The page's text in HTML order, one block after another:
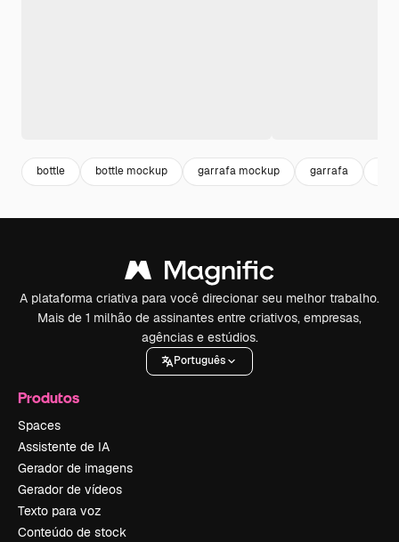
bottle bottle mockup garrafa mockup garrafa
A plataforma criativa para você direcionar seu melhor trabalho.
Mais de 1 milhão de assinantes entre criativos, empresas,
agências e estúdios.
Português
Produtos
Spaces
Assistente de IA
Gerador de imagens
Gerador de vídeos
Texto para voz
Conteúdo de stock